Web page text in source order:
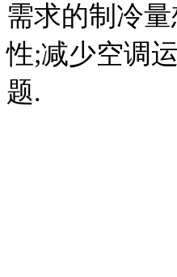
需求的制冷
性;减少空调
题.